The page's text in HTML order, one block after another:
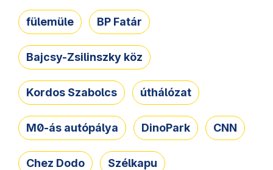
fülemüle BP Fatár
Bajcsy-Zsilinszky köz
Kordos Szabolcs úthálózat
M0-ás autópálya DinoPark CNN
Chez Dodo Szélkapu